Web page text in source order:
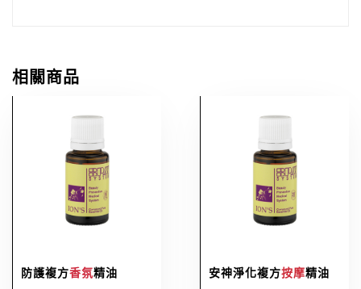
相關商品
防護複方香氛精油 安神淨化複方按摩精油